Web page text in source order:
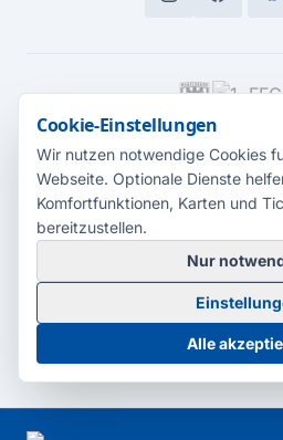
MEDIENPARTNER
© 2026 Radio Potsdam. Webseite
Babelsberg
BarrierefreiheitserklärungAGB
Cookie-
Cookie-Einstellungen
Wir nutzen notwendige Cookies
Webseite. Optionale Dienste
Komfortfunktionen, Karten und
bereitzustellen.
Nur
Alle